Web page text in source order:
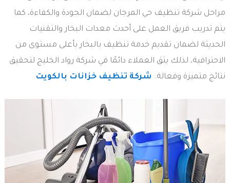
مراحل شركة تنظيف حي المرجان لضمان الجودة والكفاءة، كما
يتم تدريب فريق العمل على أحدث معدات البخار والتقنيات
الحديثة لضمان تقديم خدمة تنظيف بالبخار بأعلى مستوى من
الاحترافية، لذلك يثق العملاء دائمًا في شركة رواد الخليج لتحقيق
نتائج متميزة وفعالة. شركة تنظيف خزانات بالكويت